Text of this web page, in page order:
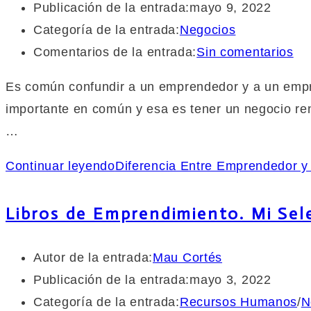
Publicación de la entrada:mayo 9, 2022
Categoría de la entrada:Negocios
Comentarios de la entrada:Sin comentarios
Es común confundir a un emprendedor y a un
importante en común y esa es tener un negocio
…
Continuar leyendoDiferencia Entre Emprendedor
Libros de Emprendimiento. Mi
Autor de la entrada:Mau Cortés
Publicación de la entrada:mayo 3, 2022
Categoría de la entrada:Recursos Humanos/